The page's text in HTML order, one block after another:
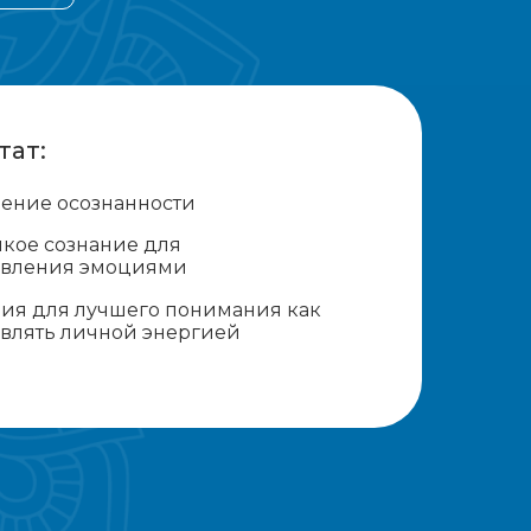
осознанности
сознание для
эмоциями
для лучшего понимания как
личной энергией